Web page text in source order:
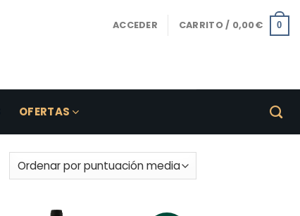
ACCEDER CARRITO / 0,00€ 0
OFERTAS